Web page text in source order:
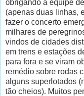
obrigando a equipe
(apenas duas linhas,
fazer o concerto
milhares de
vindos de cidades
em trens e estações
para fora e se viram
remédio sobre rodas
alguns superlotados
tão cheios). Muitos